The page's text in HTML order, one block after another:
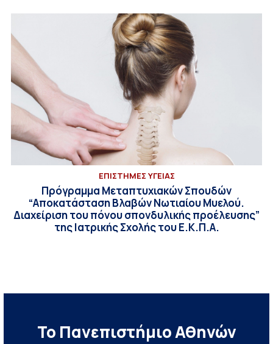
ΕΠΙΣΤΗΜΕΣ ΥΓΕΙΑΣ
Πρόγραμμα Μεταπτυχιακών Σπουδών
“Αποκατάσταση Βλαβών Νωτιαίου Μυελού.
Διαχείριση του πόνου σπονδυλικής προέλευσης”
της Ιατρικής Σχολής του Ε.Κ.Π.Α.
Το Πανεπιστήμιο Αθηνών